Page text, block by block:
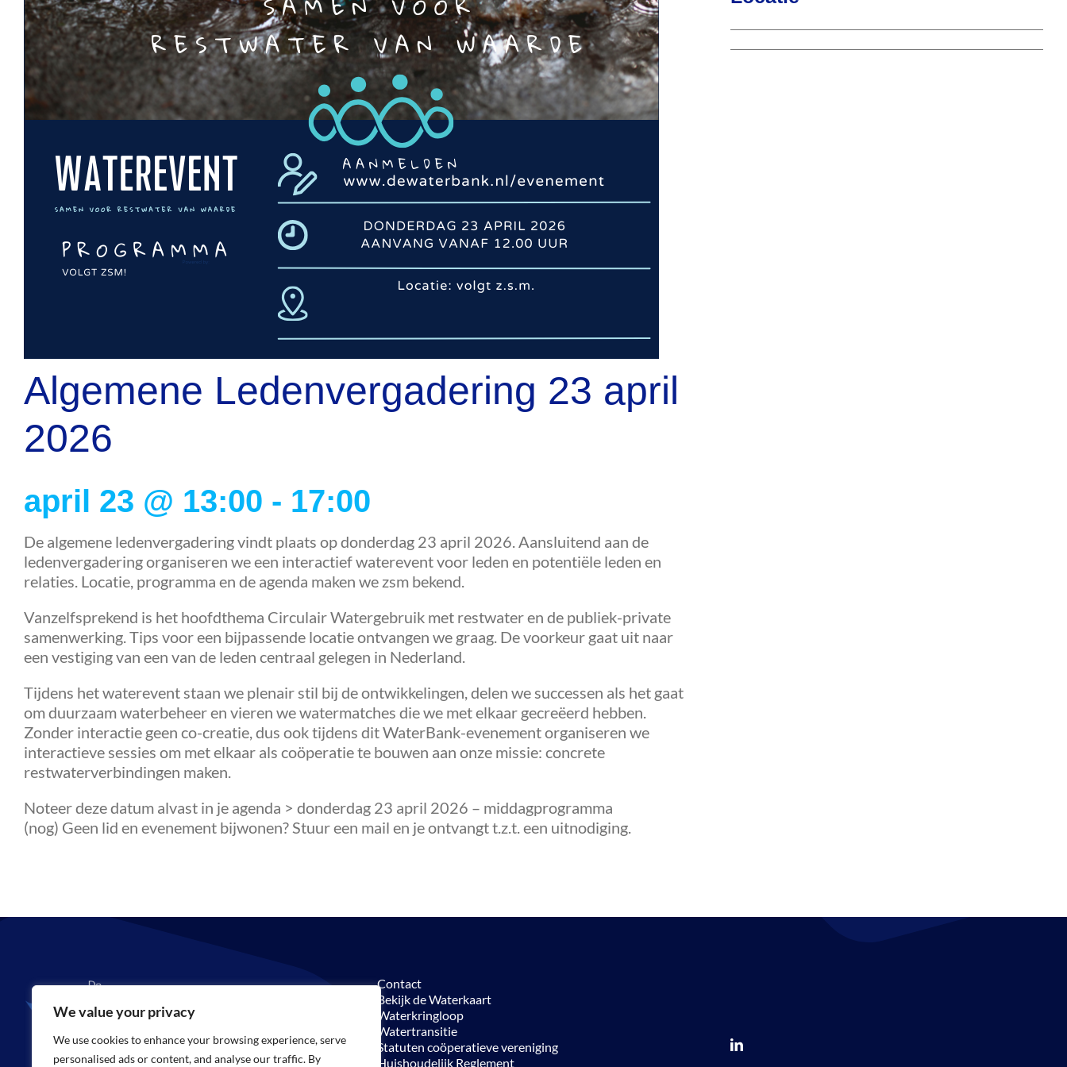
We value your privacy
We use cookies to enhance your browsing experience, serve
personalised ads or content, and analyse our traffic. By
Algemene Ledenvergadering 23 april
2026
april 23 @ 13:00 - 17:00
De algemene ledenvergadering vindt plaats op donderdag 23 april 2026. Aansluitend aan de
ledenvergadering organiseren we een interactief waterevent voor leden en potentiële leden en
relaties. Locatie, programma en de agenda maken we zsm bekend.
Vanzelfsprekend is het hoofdthema Circulair Watergebruik met restwater en de publiek-private
samenwerking. Tips voor een bijpassende locatie ontvangen we graag. De voorkeur gaat uit naar
een vestiging van een van de leden centraal gelegen in Nederland.
Tijdens het waterevent staan we plenair stil bij de ontwikkelingen, delen we successen als het gaat
om duurzaam waterbeheer en vieren we watermatches die we met elkaar gecreëerd hebben.
Zonder interactie geen co-creatie, dus ook tijdens dit WaterBank-evenement organiseren we
interactieve sessies om met elkaar als coöperatie te bouwen aan onze missie: concrete
restwaterverbindingen maken.
Noteer deze datum alvast in je agenda > donderdag 23 april 2026 – middagprogramma
(nog) Geen lid en evenement bijwonen? Stuur een mail en je ontvangt t.z.t. een uitnodiging.
Contact
Bekijk de Waterkaart
Waterkringloop
Watertransitie
Statuten coöperatieve vereniging
Huishoudelijk Reglement